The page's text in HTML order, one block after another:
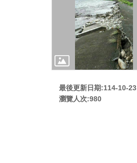
最後更新日期:114-10-23
瀏覽人次:980